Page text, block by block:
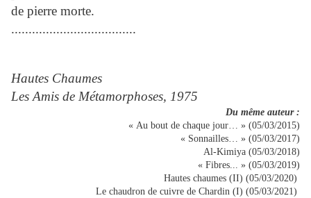
de pierre morte.
....................................
Hautes Chaumes
Les Amis de Métamorphoses, 1975
Du même auteur :
« Au bout de chaque jour… » (05/03/2015)
« Sonnailles… » (05/03/2017)
Al-Kimiya (05/03/2018)
« Fibres... » (05/03/2019)
Hautes chaumes (II) (05/03/2020)
Le chaudron de cuivre de Chardin (I) (05/03/2021)